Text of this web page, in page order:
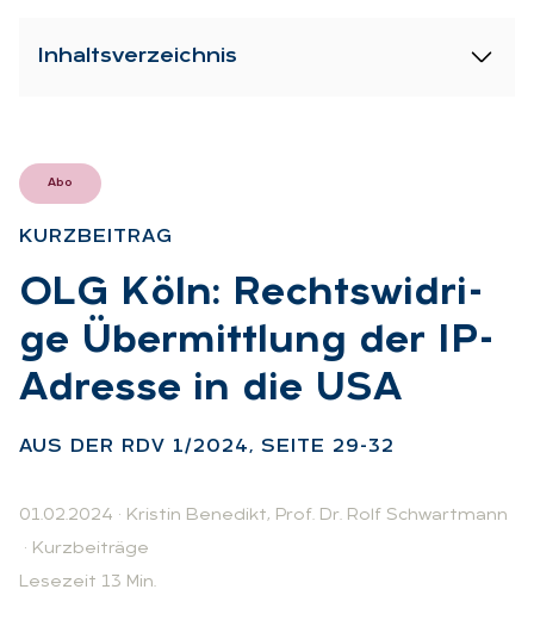
Inhaltsverzeichnis
Abo
KURZ­BEI­TRAG
:
OLG Köln: Rechts­wid­ri­
ge Über­mitt­lung der IP-
Adres­se in die USA
AUS DER RDV 1/2024, SEI­TE 29-32
01.02.2024 · Kristin Benedikt, Prof. Dr. Rolf Schwartmann
· Kurzbeiträge
Lesezeit 13 Min.